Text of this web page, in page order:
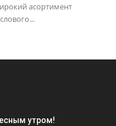
асортимент
утром!